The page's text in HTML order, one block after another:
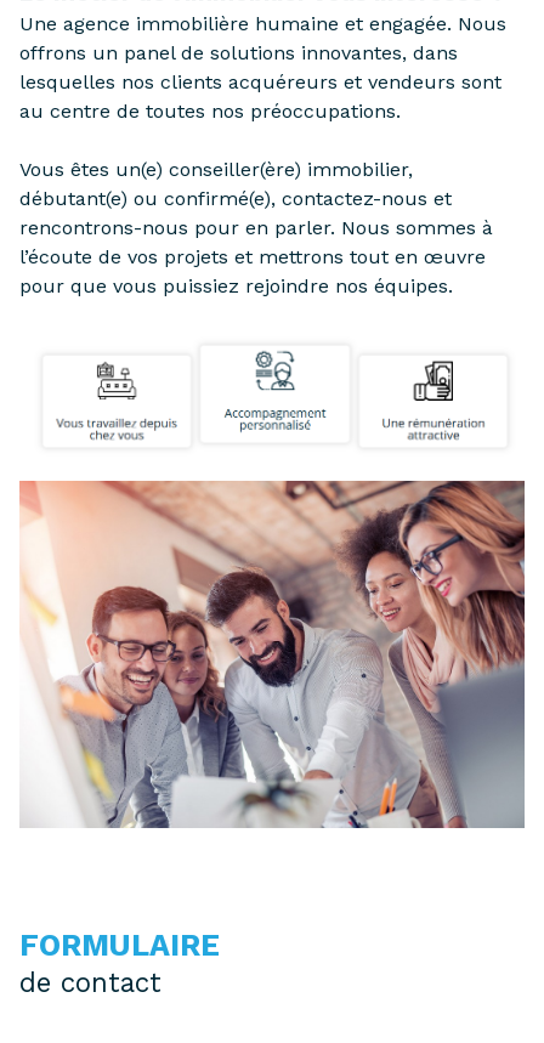
confiez-
nous
votre
acheter
biens
pro
partenaires
gestion
locative
mon
bien
confiez-
nous
recherche
Une agence immobilière humaine et engagée. Nous
offrons un panel de solutions innovantes, dans
lesquelles nos clients acquéreurs et vendeurs sont
au centre de toutes nos préoccupations.
Vous êtes un(e) conseiller(ère) immobilier,
débutant(e) ou confirmé(e), contactez-nous et
rencontrons-nous pour en parler. Nous sommes à
l’écoute de vos projets et mettrons tout en œuvre
pour que vous puissiez rejoindre nos équipes.
FORMULAIRE
de contact